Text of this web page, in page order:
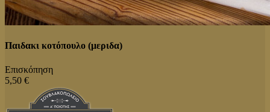
Παιδακι κοτόπουλο (μεριδα)
Επισκόπηση
5,50 €